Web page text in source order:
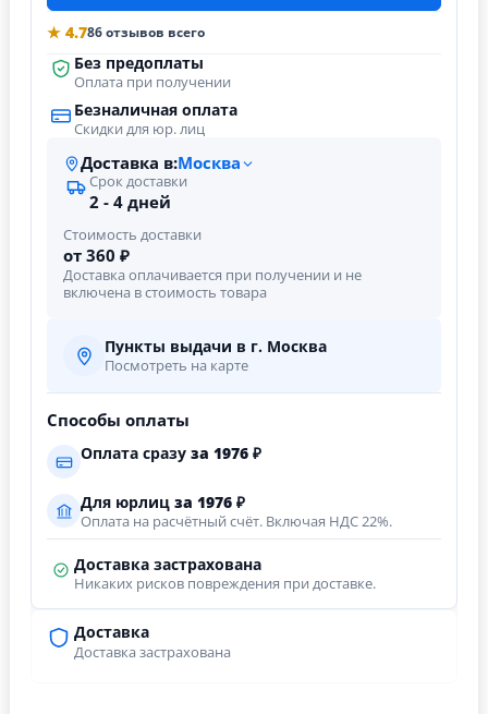
Доставка
Доставка застрахована
★ 4.786 отзывов всего
Без предоплаты
Оплата при получении
Безналичная оплата
Скидки для юр. лиц
Доставка в:Москва
Срок доставки
2 - 4 дней
Стоимость доставки
от 360 ₽
Доставка оплачивается при получении и не
включена в стоимость товара
Пункты выдачи в г. Москва
Посмотреть на карте
Способы оплаты
Оплата сразу за 1976 ₽
Для юрлиц за 1976 ₽
Оплата на расчётный счёт. Включая НДС 22%.
Доставка застрахована
Никаких рисков повреждения при доставке.